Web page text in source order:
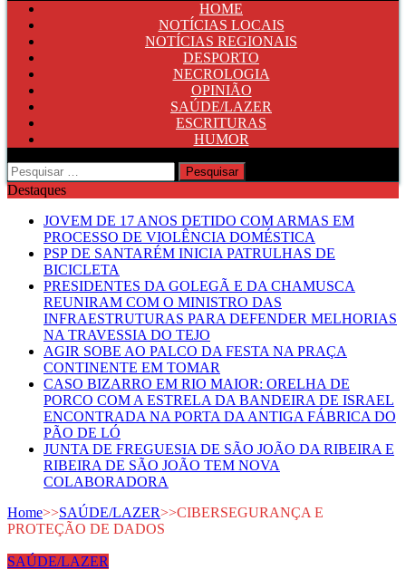
HOME
NOTÍCIAS LOCAIS
NOTÍCIAS REGIONAIS
DESPORTO
NECROLOGIA
OPINIÃO
SAÚDE/LAZER
ESCRITURAS
HUMOR
Pesquisar
por:
Destaques
JOVEM DE 17 ANOS DETIDO COM ARMAS EM
PROCESSO DE VIOLÊNCIA DOMÉSTICA
PSP DE SANTARÉM INICIA PATRULHAS DE
BICICLETA
PRESIDENTES DA GOLEGÃ E DA CHAMUSCA
REUNIRAM COM O MINISTRO DAS
INFRAESTRUTURAS PARA DEFENDER MELHORIAS
NA TRAVESSIA DO TEJO
AGIR SOBE AO PALCO DA FESTA NA PRAÇA
CONTINENTE EM TOMAR
CASO BIZARRO EM RIO MAIOR: ORELHA DE
PORCO COM A ESTRELA DA BANDEIRA DE ISRAEL
ENCONTRADA NA PORTA DA ANTIGA FÁBRICA DO
PÃO DE LÓ
JUNTA DE FREGUESIA DE SÃO JOÃO DA RIBEIRA E
RIBEIRA DE SÃO JOÃO TEM NOVA
COLABORADORA
Home>>SAÚDE/LAZER>>CIBERSEGURANÇA E
PROTEÇÃO DE DADOS
SAÚDE/LAZER